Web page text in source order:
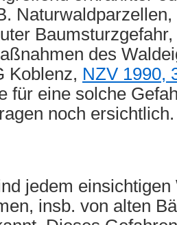
Naturwaldparzellen,
des
Koblenz, NZV 1990,
für eine solche
noch ersichtlich.
jedem
insb. von alten